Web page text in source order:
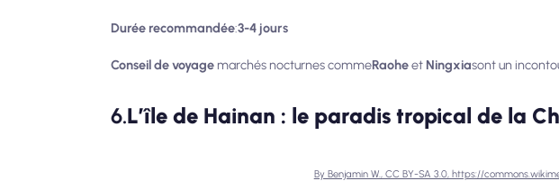
Durée recommandée:3-4 jours
Conseil de voyage marchés nocturnes commeRaoheet Ningxiasont un
6.L’île de Hainan : le paradis tropical de la
By Benjamin W., CC BY-SA 3.0, https://